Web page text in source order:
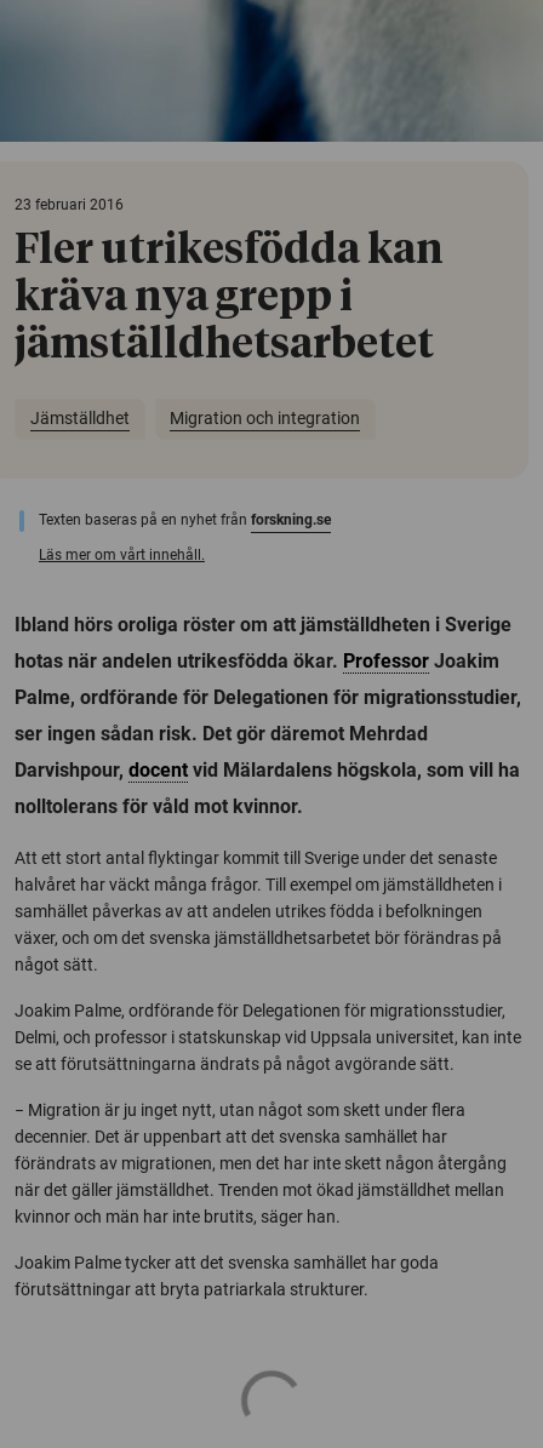
23 februari 2016
Fler utrikesfödda kan
kräva nya grepp i
jämställdhetsarbetet
Jämställdhet Migration och integration
Texten baseras på en nyhet från forskning.se
Läs mer om vårt innehåll.
Ibland hörs oroliga röster om att jämställdheten i Sverige
hotas när andelen utrikesfödda ökar. Professor Joakim
Palme, ordförande för Delegationen för migrationsstudier,
ser ingen sådan risk. Det gör däremot Mehrdad
Darvishpour, docent vid Mälardalens högskola, som vill ha
nolltolerans för våld mot kvinnor.
Att ett stort antal flyktingar kommit till Sverige under det senaste
halvåret har väckt många frågor. Till exempel om jämställdheten i
samhället påverkas av att andelen utrikes födda i befolkningen
växer, och om det svenska jämställdhetsarbetet bör förändras på
något sätt.
Joakim Palme, ordförande för Delegationen för migrationsstudier,
Delmi, och professor i statskunskap vid Uppsala universitet, kan inte
se att förutsättningarna ändrats på något avgörande sätt.
− Migration är ju inget nytt, utan något som skett under flera
decennier. Det är uppenbart att det svenska samhället har
förändrats av migrationen, men det har inte skett någon återgång
när det gäller jämställdhet. Trenden mot ökad jämställdhet mellan
kvinnor och män har inte brutits, säger han.
Joakim Palme tycker att det svenska samhället har goda
förutsättningar att bryta patriarkala strukturer.